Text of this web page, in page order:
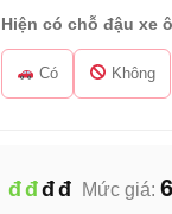
Hiện có chỗ đậu xe
Có Không
đđđđ Mức giá: